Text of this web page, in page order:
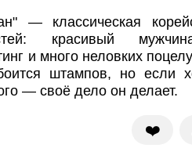
— классическая
красивый
и много неловких
штампов, но если
— своё дело он делает.
❤️